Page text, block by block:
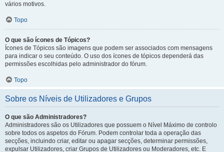
vários motivos.
Topo
O que são ícones de Tópicos?
Ícones de Tópicos são imagens que podem ser associados com mensagens
para indicar o seu conteúdo. O uso dos ícones de tópicos dependerá das
permissões escolhidas pelo administrador do fórum.
Topo
Sobre os Níveis de Utilizadores e Grupos
O que são Administradores?
Administradores são os Utilizadores que possuem o Nível Máximo de controlo
sobre todos os aspetos do Fórum. Podem controlar toda a operação das
secções, incluindo criar, editar ou apagar secções, determinar permissões,
expulsar Utilizadores, criar Grupos de Utilizadores ou Moderadores, etc. E